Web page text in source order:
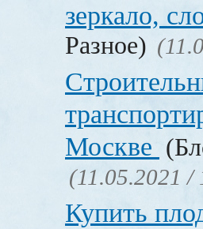
зеркало,
Разное)
Москве
(11.05.2021 /
Купить